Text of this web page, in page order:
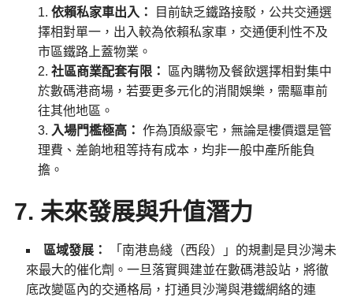
依賴私家車出入：
目前缺乏鐵路接駁，公共交通選
擇相對單一，出入較為依賴私家車，交通便利性不及
市區鐵路上蓋物業。
社區商業配套有限：
區內購物及餐飲選擇相對集中
於數碼港商場，若要更多元化的消閒娛樂，需驅車前
往其他地區。
入場門檻極高： 作為頂級豪宅，無論是樓價還是管
理費、差餉地租等持有成本，均非一般中產所能負
擔。
7. 未來發展與升值潛力
區域發展：
「南港島綫（西段）」的規劃是貝沙灣未
來最大的催化劑。一旦落實興建並在數碼港設站，將徹
底改變區內的交通格局，打通貝沙灣與港鐵網絡的連